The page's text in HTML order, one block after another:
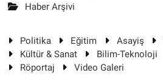
Haber Arşivi
Politika Eğitim Asayiş
Kültür & Sanat
Bilim-Teknoloji
Röportaj
Video Galeri